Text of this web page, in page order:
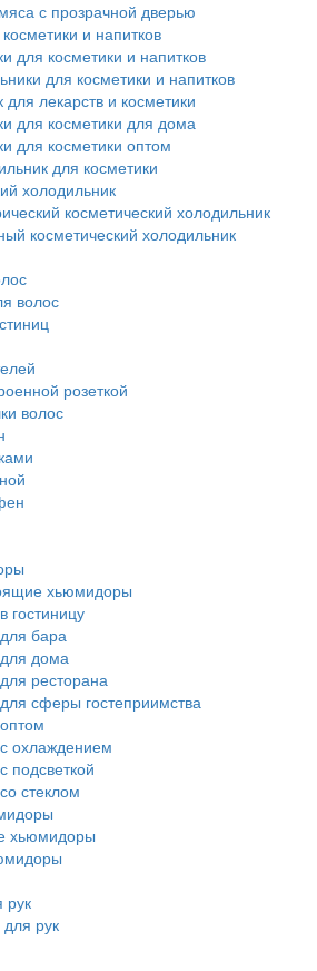
с прозрачной дверью
и напитков
для косметики и напитков
для косметики и напитков
лекарств и косметики
для косметики для дома
для косметики оптом
для косметики
холодильник
косметический холодильник
косметический холодильник
волос
розеткой
волос
хьюмидоры
бара
дома
ресторана
сферы гостеприимства
охлаждением
стеклом
хьюмидоры
рук
рук